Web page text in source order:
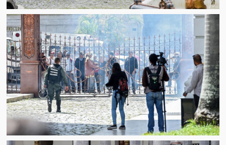
Los niños de las calles de Venezuela (Children of the streets of
Venezuela)
Luis y El Mono… en armas (Luis and El Mono… armed)
Puente Llaguno, Miraflores… ¿y Lina?
Radio Emisoras y canales de televisión clausurados por el
de Chávez hasta el 2009
Victimas del 11 de abril de 2002
Víctimas del régimen dictatorial de Chávez desde que tomó el
poder hasta el 31 de diciembre de 2009